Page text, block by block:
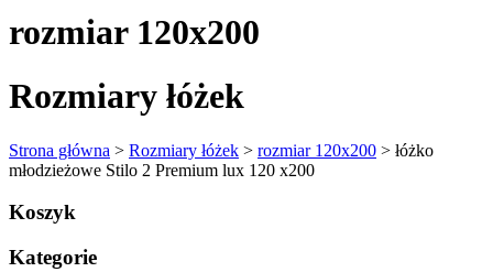
rozmiar 120x200
Rozmiary łóżek
Strona główna > Rozmiary łóżek > rozmiar 120x200 > łóżko
młodzieżowe Stilo 2 Premium lux 120 x200
Koszyk
Kategorie